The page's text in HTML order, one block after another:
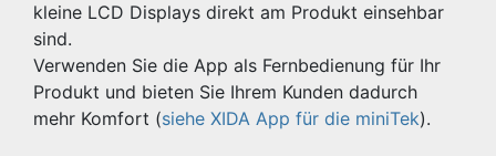
kleine LCD Displays direkt am Produkt einsehbar
sind.
Verwenden Sie die App als Fernbedienung für Ihr
Produkt und bieten Sie Ihrem Kunden dadurch
mehr Komfort (siehe XIDA App für die miniTek).